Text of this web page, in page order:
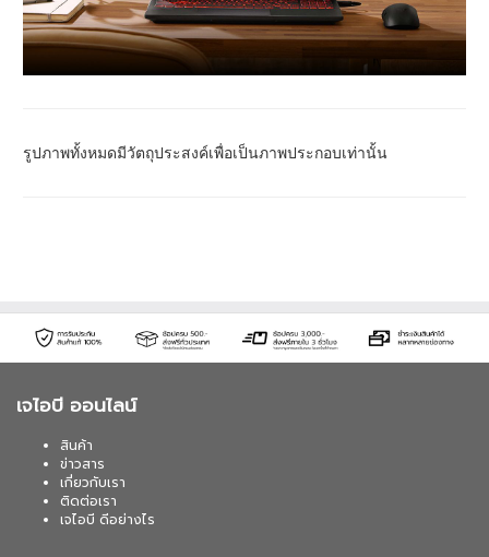
รูปภาพทั้งหมดมีวัตถุประสงค์เพื่อเป็นภาพประกอบเท่านั้น
เจไอบี ออนไลน์
สินค้า
ข่าวสาร
เกี่ยวกับเรา
ติดต่อเรา
เจไอบี ดีอย่างไร